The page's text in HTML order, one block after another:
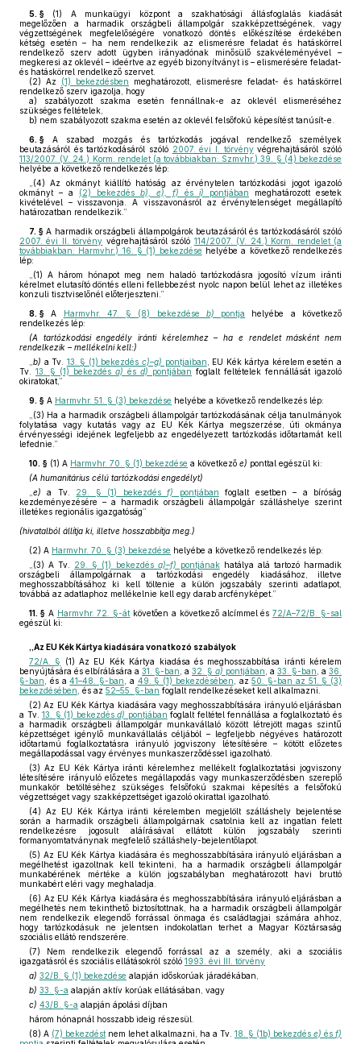
5. § (1)
A munkaügyi központ a szakhatósági állásfoglalás kiadását
megelőzően a harmadik országbeli állampolgár szakképzettségének, vagy
végzettségének megfelelőségére vonatkozó döntés előkészítése érdekében
kétség esetén – ha nem rendelkezik az elismerésre feladat és hatáskörrel
rendelkező szerv adott ügyben irányadónak minősülő szakvéleményével –
megkeresi az oklevél – ideértve az egyéb bizonyítványt is – elismerésére feladat-
és hatáskörrel rendelkező szervet.
(2) Az (1) bekezdésben meghatározott, elismerésre feladat- és hatáskörrel
rendelkező szerv igazolja, hogy
a) szabályozott szakma esetén fennállnak-e az oklevél elismeréséhez
szükséges feltételek,
b) nem szabályozott szakma esetén az oklevél felsőfokú képesítést tanúsít-e.
6. § A szabad mozgás és tartózkodás jogával rendelkező személyek
beutazásáról és tartózkodásáról szóló 2007. évi I. törvényvégrehajtásáról szóló
113/2007. (V. 24.) Korm. rendelet (a továbbiakban: Szmvhr.) 39. § (4) bekezdése
helyébe a következő rendelkezés lép:
„(4) Az okmányt kiállító hatóság az érvénytelen tartózkodási jogot igazoló
okmányt – a (2) bekezdés b), e), f) és i) pontjában meghatározott esetek
kivételével – visszavonja. A visszavonásról az érvénytelenséget megállapító
határozatban rendelkezik.”
7. § A harmadik országbeli állampolgárok beutazásáról és tartózkodásáról szóló
2007. évi II. törvény végrehajtásáról szóló 114/2007. (V. 24.) Korm. rendelet (a
továbbiakban: Harmvhr.) 16. § (1) bekezdése helyébe a következő rendelkezés
lép:
„(1) A három hónapot meg nem haladó tartózkodásra jogosító vízum iránti
kérelmet elutasító döntés elleni fellebbezést nyolc napon belül lehet az illetékes
konzuli tisztviselőnél előterjeszteni.”
8. § A Harmvhr. 47. § (8) bekezdése b) pontja
helyébe a következő
rendelkezés lép:
(A tartózkodási engedély iránti kérelemhez – ha e rendelet másként nem
rendelkezik – mellékelni kell:)
b) a Tv. 13. § (1) bekezdésc)–g) pontjaiban , EU Kék kártya kérelem esetén a
Tv. 13. § (1) bekezdés a) és d) pontjában foglalt feltételek fennállását igazoló
okiratokat,”
9. § A Harmvhr. 51. § (3) bekezdése helyébe a következő rendelkezés lép:
„(3) Ha a harmadik országbeli állampolgár tartózkodásának célja tanulmányok
folytatása vagy kutatás vagy az EU Kék Kártya megszerzése, úti okmánya
érvényességi idejének legfeljebb az engedélyezett tartózkodás időtartamát kell
lefednie.”
10. § (1) A Harmvhr. 70. § (1) bekezdése a következő e) ponttal egészül ki:
(A humanitárius célú tartózkodási engedélyt)
e) a Tv. 29. § (1) bekezdésf) pontjában foglalt esetben – a bíróság
kezdeményezésére – a harmadik országbeli állampolgár szálláshelye szerint
illetékes regionális igazgatóság”
(hivatalból állítja ki, illetve hosszabbítja meg.)
(2) A Harmvhr. 70. § (3) bekezdése helyébe a következő rendelkezés lép:
„(3) A Tv. 29. § (1) bekezdés a)–f) pontjánakhatálya alá tartozó harmadik
országbeli állampolgárnak a tartózkodási engedély kiadásához, illetve
meghosszabbításához ki kell töltenie a külön jogszabály szerinti adatlapot,
továbbá az adatlaphoz mellékelnie kell egy darab arcfényképet.”
11. § A Harmvhr. 72. §-át követően a következő alcímmel és72/A–72/B. §-sal
egészül ki:
„Az EU Kék Kártya kiadására vonatkozó szabályok
72/A. §
(1) Az EU Kék Kártya kiadása és meghosszabbítása iránti kérelem
benyújtására és elbírálására a 31. §-ban , a 32. § a) pontjában , a 33. §-ban , a 36.
§-ban , és a41–48. §-ban , a 49. § (1) bekezdésében , az50. §-ban az 51. § (3)
bekezdésében , és az 52–55. §-ban foglalt rendelkezéseket kell alkalmazni.
(2) Az EU Kék Kártya kiadására vagy meghosszabbítására irányuló eljárásban
a Tv.13. § (1) bekezdésd) pontjában foglalt feltétel fennállása a foglalkoztató és
a harmadik országbeli állampolgár munkavállaló között létrejött magas szintű
képzettséget igénylő munkavállalás céljából – legfeljebb négyéves határozott
időtartamú foglalkoztatásra irányuló jogviszony létesítésére – kötött előzetes
megállapodással vagy érvényes munkaszerződéssel igazolható.
(3) Az EU Kék Kártya iránti kérelemhez mellékelt foglalkoztatási jogviszony
létesítésére irányuló előzetes megállapodás vagy munkaszerződésben szereplő
munkakör betöltéséhez szükséges felsőfokú szakmai képesítés a felsőfokú
végzettséget vagy szakképzettséget igazoló okirattal igazolható.
(4) Az EU Kék Kártya iránti kérelemben megjelölt szálláshely bejelentése
során a harmadik országbeli állampolgárnak csatolnia kell az ingatlan felett
rendelkezésre jogosult aláírásával ellátott külön jogszabály szerinti
formanyomtatványnak megfelelő szálláshely-bejelentőlapot.
(5) Az EU Kék Kártya kiadására és meghosszabbítására irányuló eljárásban a
megélhetést igazoltnak kell tekinteni, ha a harmadik országbeli állampolgár
munkabérének mértéke a külön jogszabályban meghatározott havi bruttó
munkabért eléri vagy meghaladja.
(6) Az EU Kék Kártya kiadására és meghosszabbítására irányuló eljárásban a
megélhetés nem tekinthető biztosítottnak, ha a harmadik országbeli állampolgár
nem rendelkezik elegendő forrással önmaga és családtagjai számára ahhoz,
hogy tartózkodásuk ne jelentsen indokolatlan terhet a Magyar Köztársaság
szociális ellátó rendszerére.
(7) Nem rendelkezik elegendő forrással az a személy, aki a szociális
igazgatásról és szociális ellátásokról szóló 1993. évi III. törvény
a) 32/B. § (1) bekezdése alapján időskorúak járadékában,
b) 33. §-a alapján aktív korúak ellátásában, vagy
c) 43/B. §-a alapján ápolási díjban
három hónapnál hosszabb ideig részesül.
(8) A (7) bekezdést nem lehet alkalmazni, ha a Tv. 18. § (1b) bekezdés e) és f)